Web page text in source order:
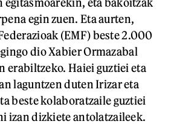
egin zuen. Eta aurten,
(EMF) beste 2.000
dio Xabier Ormazabal
erabiltzeko. Haiei guztiei eta
laguntzen duten Irizar eta
beste kolaboratzaile guztiei
izan dizkiete antolatzaileek.